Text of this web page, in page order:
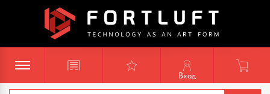
Вход